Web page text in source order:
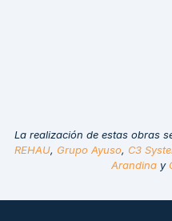
La realización de estas obras
REHAU, Grupo Ayuso, C3
Arandinay